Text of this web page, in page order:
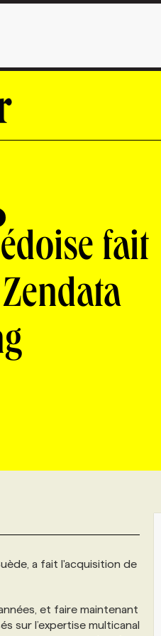
fait
a fait l'acquisition de
et faire maintenant
sur l’expertise multicanal